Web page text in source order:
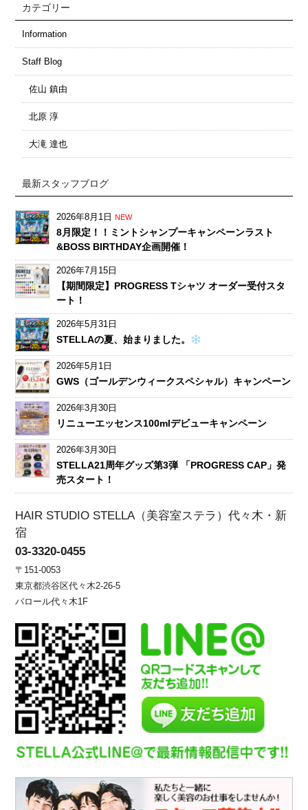
カテゴリー
Information
Staff Blog
佐山 鎮由
北原 淳
大滝 達也
最新スタッフブログ
2026年8月1日 NEW
8月限定！！ミントシャンプーキャンペーンラスト
&BOSS BIRTHDAY企画開催！
2026年7月15日
【期間限定】PROGRESS Tシャツ オーダー受付スタ
ート！
2026年5月31日
STELLAの夏、始まりました。
2026年5月1日
GWS（ゴールデンウィークスペシャル）キャンペーン
2026年3月30日
リニューエッセンス100mlデビューキャンペーン
2026年3月30日
STELLA21周年グッズ第3弾 「PROGRESS CAP」発
売スタート！
HAIR STUDIO STELLA（美容室ステラ）代々木・新
宿
03-3320-0455
〒151-0053
東京都渋谷区代々木2-26-5
バロール代々木1F